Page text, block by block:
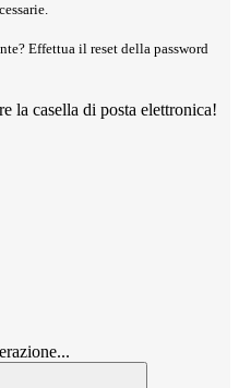
Effettua il reset della password
la casella di posta elettronica!